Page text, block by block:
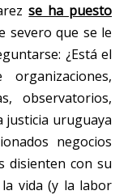
se ha puesto
severo que se le
¿Está el
observatorios,
justicia uruguaya
negocios
disienten con su
vida (y la labor